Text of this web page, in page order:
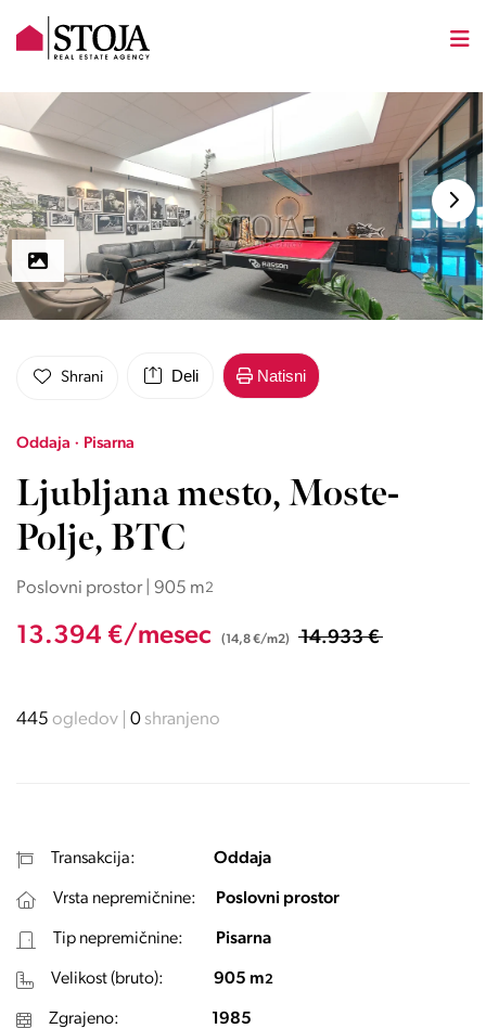
Shrani Deli Natisni
Oddaja · Pisarna
Ljubljana mesto, Moste-
Polje, BTC
Poslovni prostor | 905 m2
13.394 €/mesec (14,8 €/m2) 14.933 €
445 ogledov 0shranjeno
Transakcija: Oddaja
Vrsta nepremičnine: Poslovni prostor
Tip nepremičnine: Pisarna
Velikost (bruto): 905 m2
Zgrajeno: 1985